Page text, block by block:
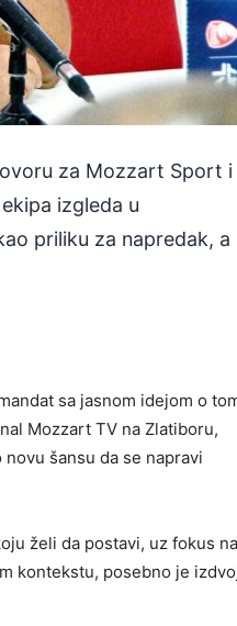
za Mozzart Sport i
izgleda u
priliku za napredak, a
sa jasnom idejom o
Mozzart TV na Zlatiboru,
šansu da se napravi
želi da postavi, uz fokus na
kontekstu, posebno je